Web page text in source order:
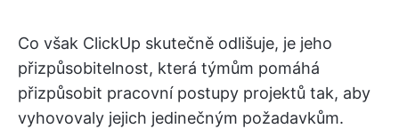
Co však ClickUp skutečně odlišuje, je jeho
přizpůsobitelnost, která týmům pomáhá
přizpůsobit pracovní postupy projektů tak, aby
vyhovovaly jejich jedinečným požadavkům.